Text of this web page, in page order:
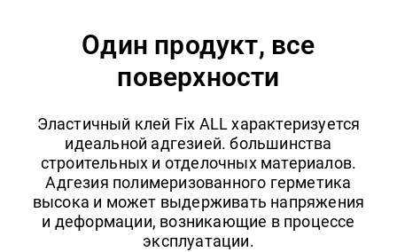
Один продукт, все
поверхности
Эластичный клей Fix ALL характеризуется
идеальной адгезией. большинства
строительных и отделочных материалов.
Адгезия полимеризованного герметика
высока и может выдерживать напряжения
и деформации, возникающие в процессе
эксплуатации.